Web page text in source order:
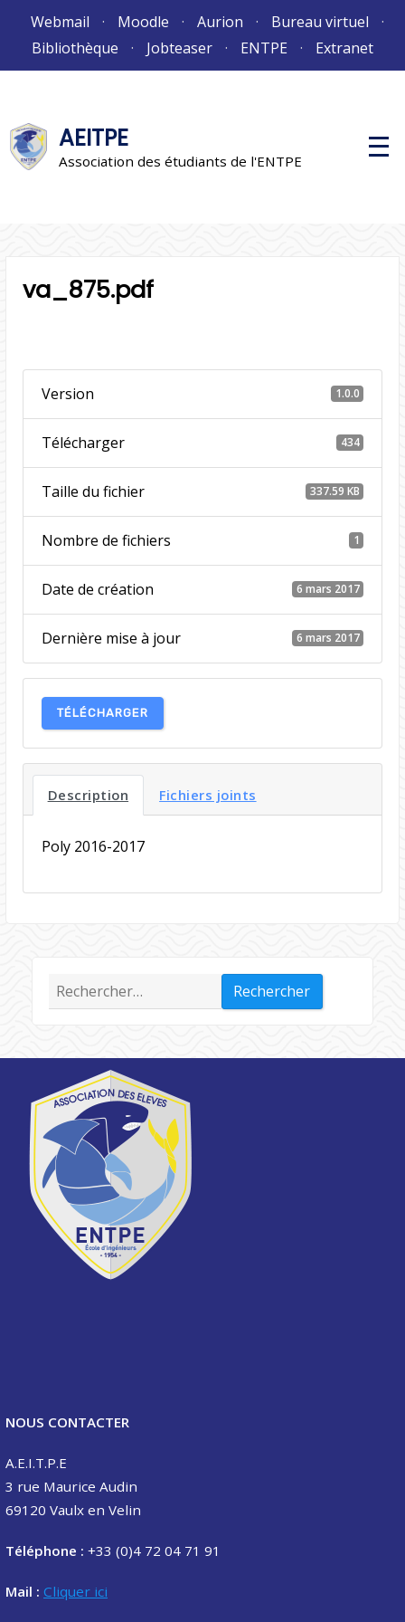
Webmail Moodle Aurion
Bureau virtuel
Bibliothèque
Jobteaser ENTPE Extranet
AEITPE
Association des étudiants de l'ENTPE
M
e
va_875.pdf
Version 1.0.0
Télécharger 434
Taille du fichier 337.59 KB
Nombre de fichiers 1
Date de création 6 mars 2017
Dernière mise à jour 6 mars 2017
TÉLÉCHARGER
Description Fichiers joints
Poly 2016-2017
Rechercher :
NOUS CONTACTER
A.E.I.T.P.E
3 rue Maurice Audin
69120 Vaulx en Velin
Téléphone : +33 (0)4 72 04 71 91
Mail : Cliquer ici